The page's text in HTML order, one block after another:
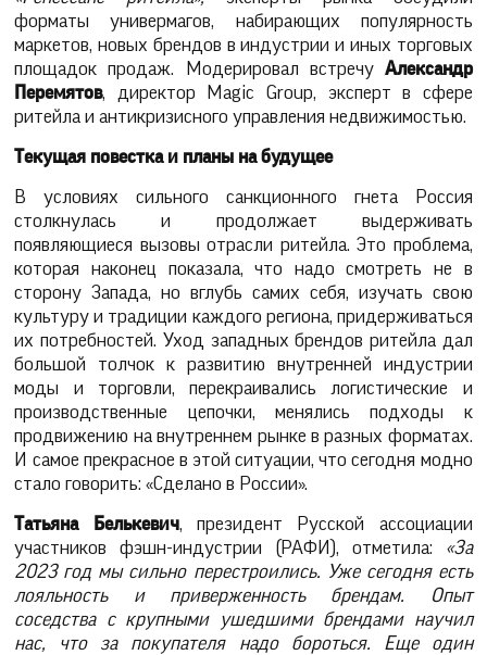
форматы универмагов, набирающих популярность
маркетов, новых брендов в индустрии и иных торговых
площадок продаж. Модерировал встречу Александр
Перемятов, директор Magic Group, эксперт в сфере
ритейла и антикризисного управления недвижимостью.
Текущая повестка и планы на будущее
В условиях сильного санкционного гнета Россия
столкнулась и продолжает выдерживать
появляющиеся вызовы отрасли ритейла. Это проблема,
которая наконец показала, что надо смотреть не в
сторону Запада, но вглубь самих себя, изучать свою
культуру и традиции каждого региона, придерживаться
их потребностей. Уход западных брендов ритейла дал
большой толчок к развитию внутренней индустрии
моды и торговли, перекраивались логистические и
производственные цепочки, менялись подходы к
продвижению на внутреннем рынке в разных форматах.
И самое прекрасное в этой ситуации, что сегодня модно
стало говорить: «Сделано в России».
Татьяна Белькевич, президент Русской ассоциации
участников фэшн-индустрии (РАФИ), отметила: «За
2023 год мы сильно перестроились. Уже сегодня есть
лояльность и приверженность брендам. Опыт
соседства с крупными ушедшими брендами научил
нас, что за покупателя надо бороться. Еще один